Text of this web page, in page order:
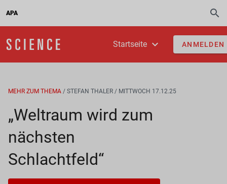
APA
Startseite ANMELDEN
MEHR ZUM THEMA / STEFAN THALER / MITTWOCH 17.12.25
„Weltraum wird zum
nächsten
Schlachtfeld“